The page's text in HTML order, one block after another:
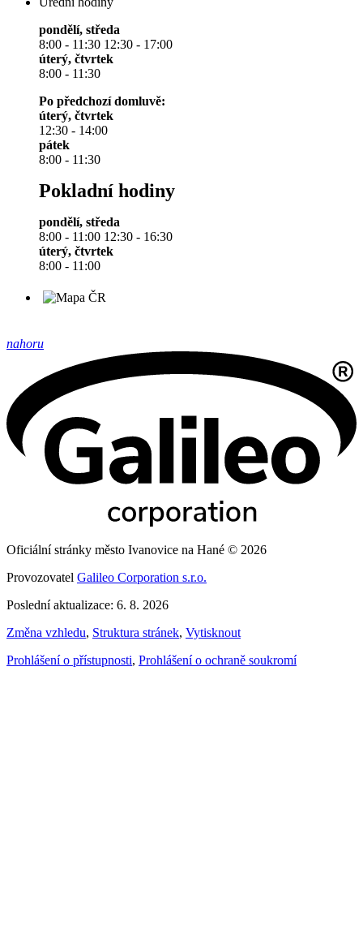
pondělí, středa
8:00 - 11:30 12:30 - 17:00
úterý, čtvrtek
8:00 - 11:30
Po předchozí domluvě:
úterý, čtvrtek
12:30 - 14:00
pátek
8:00 - 11:30
Pokladní hodiny
pondělí, středa
8:00 - 11:00 12:30 - 16:30
úterý, čtvrtek
8:00 - 11:00
nahoru
Oficiální stránky město Ivanovice na Hané © 2026
Provozovatel Galileo Corporation s.r.o.
Poslední aktualizace: 6. 8. 2026
Změna vzhledu, Struktura stránek, Vytisknout
Prohlášení o přístupnosti, Prohlášení o ochraně soukromí